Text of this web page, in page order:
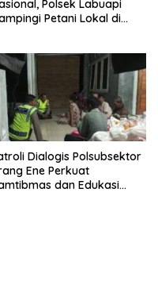
Polsek Labuapi
Petani Lokal di
Dialogis Polsubsektor
Ene Perkuat
dan Edukasi